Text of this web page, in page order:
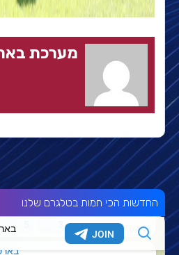
מערכת
החדשות הכי חמות בטלגרם שלנו